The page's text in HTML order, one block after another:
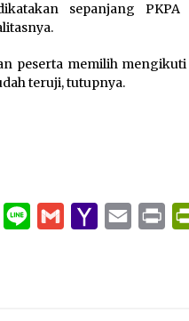
sepanjang
peserta memilih
teruji, tutupnya.
WhatsApp
Line Gmail Yahoo Email